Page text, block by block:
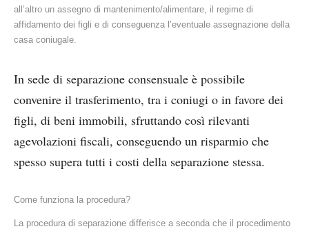
all’altro un assegno di mantenimento/alimentare, il regime di
affidamento dei figli e di conseguenza l’eventuale assegnazione della
casa coniugale.
In sede di separazione consensuale è possibile
convenire il trasferimento, tra i coniugi o in favore dei
figli, di beni immobili, sfruttando così rilevanti
agevolazioni fiscali, conseguendo un risparmio che
spesso supera tutti i costi della separazione stessa.
Come funziona la procedura?
La procedura di separazione differisce a seconda che il procedimento